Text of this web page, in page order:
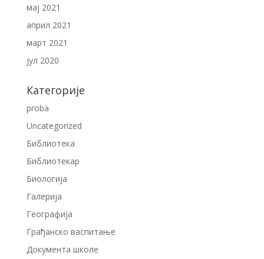
мај 2021
април 2021
март 2021
јул 2020
Категорије
proba
Uncategorized
Библиотека
Библиотекар
Биологија
Галерија
Географија
Грађанско васпитање
Документа школе